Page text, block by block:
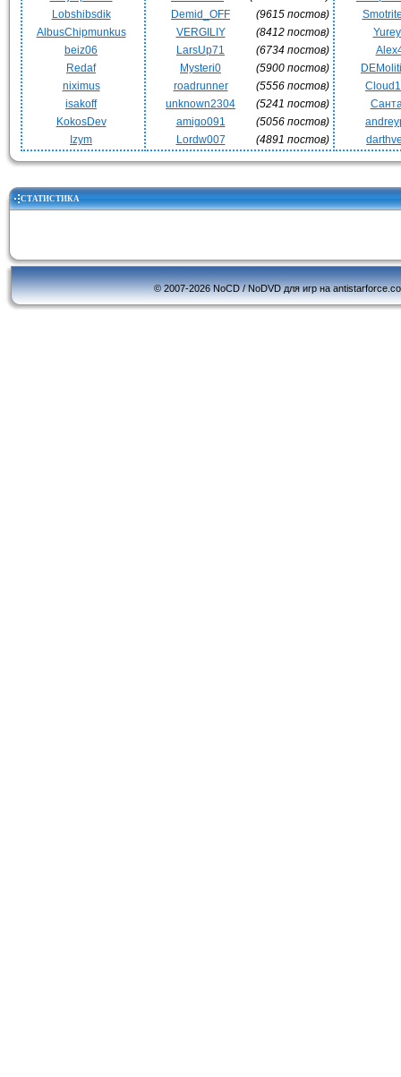
Lobshibsdik
AlbusChipmunkus
beiz06
Redaf
niximus
isakoff
KokosDev
Izym
Demid_OFF
(9615 постов)
VERGILIY
(8412 постов)
LarsUp71
(6734 постов)
Mysteri0
(5900 постов)
roadrunner
(5556 постов)
unknown2304
(5241 постов)
amigo091
(5056 постов)
Lordw007
(4891 постов)
СТАТИСТИКА
© 2007-2026 NoCD / NoDVD для игр на